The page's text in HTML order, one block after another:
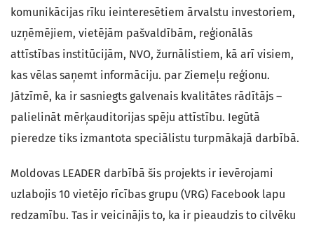
komunikācijas rīku ieinteresētiem ārvalstu investoriem,
uzņēmējiem, vietējām pašvaldībām, reģionālās
attīstības institūcijām, NVO, žurnālistiem, kā arī visiem,
kas vēlas saņemt informāciju. par Ziemeļu reģionu.
Jātzīmē, ka ir sasniegts galvenais kvalitātes rādītājs –
palielināt mērķauditorijas spēju attīstību. Iegūtā
pieredze tiks izmantota speciālistu turpmākajā darbībā.
Moldovas LEADER darbībā šis projekts ir ievērojami
uzlabojis 10 vietējo rīcības grupu (VRG) Facebook lapu
redzamību. Tas ir veicinājis to, ka ir pieaudzis to cilvēku